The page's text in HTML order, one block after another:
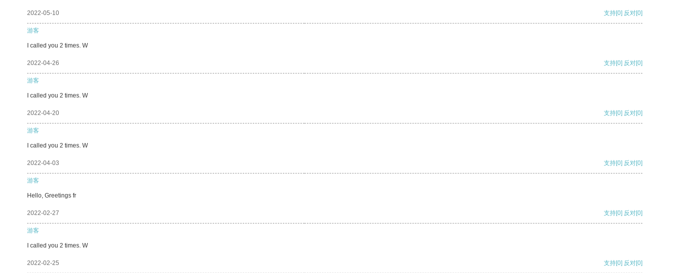
2022-05-10 支持[0] 反对[0]
游客
I called you 2 times. W
2022-04-26 支持[0] 反对[0]
游客
I called you 2 times. W
2022-04-20 支持[0] 反对[0]
游客
I called you 2 times. W
2022-04-03 支持[0] 反对[0]
游客
Hello, Greetings fr
2022-02-27 支持[0] 反对[0]
游客
I called you 2 times. W
2022-02-25 支持[0] 反对[0]